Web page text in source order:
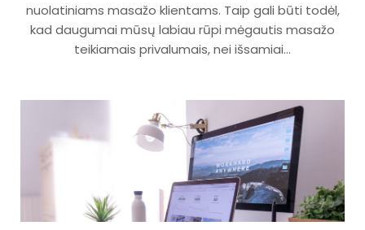
nuolatiniams masažo klientams. Taip gali būti todėl,
kad daugumai mūsų labiau rūpi mėgautis masažo
teikiamais privalumais, nei išsamiai…